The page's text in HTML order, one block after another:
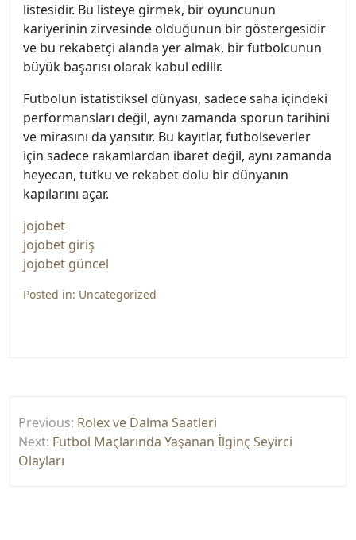
listesidir. Bu listeye girmek, bir oyuncunun
kariyerinin zirvesinde olduğunun bir göstergesidir
ve bu rekabetçi alanda yer almak, bir futbolcunun
büyük başarısı olarak kabul edilir.
Futbolun istatistiksel dünyası, sadece saha içindeki
performansları değil, aynı zamanda sporun tarihini
ve mirasını da yansıtır. Bu kayıtlar, futbolseverler
için sadece rakamlardan ibaret değil, aynı zamanda
heyecan, tutku ve rekabet dolu bir dünyanın
kapılarını açar.
jojobet
jojobet giriş
jojobet güncel
Posted in: Uncategorized
gezinmesi
Previous: Rolex ve Dalma Saatleri
Next: Futbol Maçlarında Yaşanan İlginç Seyirci
Olayları